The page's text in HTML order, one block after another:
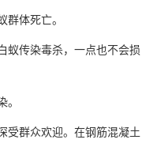
体死亡。
蚁传染毒杀，一点也不会损
。
受群众欢迎。在钢筋混凝土